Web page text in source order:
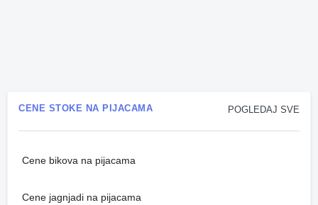
POGLEDAJ SVE
CENE STOKE NA PIJACAMA
Cene bikova na pijacama
Cene jagnjadi na pijacama